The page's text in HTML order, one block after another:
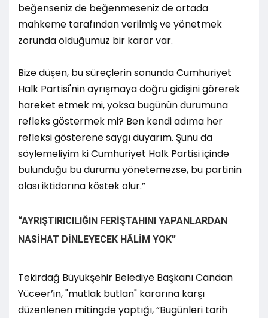
beğenseniz de beğenmeseniz de ortada
mahkeme tarafından verilmiş ve yönetmek
zorunda olduğumuz bir karar var.
Bize düşen, bu süreçlerin sonunda Cumhuriyet
Halk Partisi'nin ayrışmaya doğru gidişini görerek
hareket etmek mi, yoksa bugünün durumuna
refleks göstermek mi? Ben kendi adıma her
refleksi gösterene saygı duyarım. Şunu da
söylemeliyim ki Cumhuriyet Halk Partisi içinde
bulunduğu bu durumu yönetemezse, bu partinin
olası iktidarına köstek olur.”
“AYRIŞTIRICILIĞIN FERİŞTAHINI YAPANLARDAN
NASİHAT DİNLEYECEK HÂLİM YOK”
Tekirdağ Büyükşehir Belediye Başkanı Candan
Yüceer’in, "mutlak butlan" kararına karşı
düzenlenen mitingde yaptığı, “Bugünleri tarih